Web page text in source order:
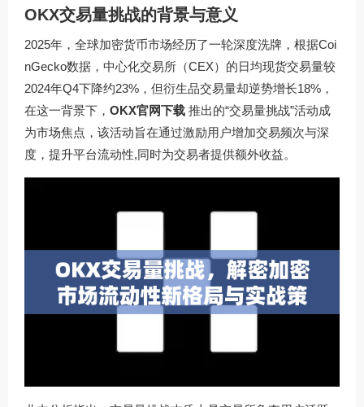
OKX交易量挑战的背景与意义
2025年，全球加密货币市场经历了一轮深度洗牌，根据Coi
nGecko数据，中心化交易所（CEX）的日均现货交易量较
2024年Q4下降约23%，但衍生品交易量却逆势增长18%，
在这一背景下， OKX官网下载 推出的“交易量挑战”活动成
为市场焦点，该活动旨在通过激励用户增加交易频次与深
度，提升平台流动性,同时为交易者提供额外收益。